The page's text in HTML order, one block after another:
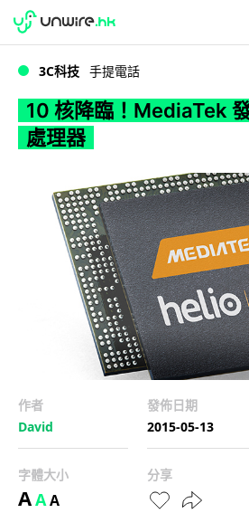
WWDC 2026
3C科技 手提電話
10 核降臨！MediaTek
處理器
作者
David
發佈日期
2015-05-13
字體大小
AAA
分享